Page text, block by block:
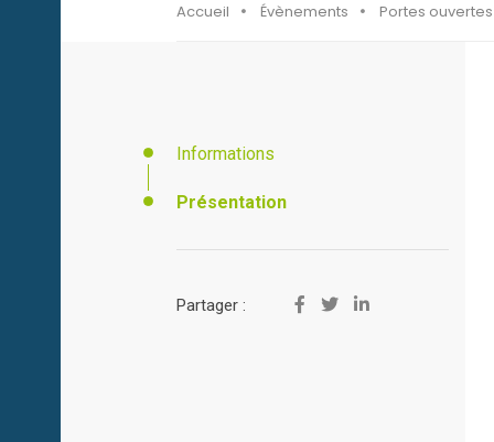
Accueil Évènements Portes ouvertes
Informations
Présentation
Partager :